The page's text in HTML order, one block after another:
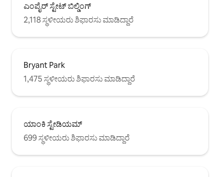
ಎಂಪೈರ್ ಸ್ಟೇಟ್ ಬಿಲ್ಡಿಂಗ್
2,118 ಸ್ಥಳೀಯರು ಶಿಫಾರಸು ಮಾಡಿದ್ದಾರೆ
Bryant Park
1,475 ಸ್ಥಳೀಯರು ಶಿಫಾರಸು ಮಾಡಿದ್ದಾರೆ
ಯಾಂಕಿ ಸ್ಟೇಡಿಯಮ್
699 ಸ್ಥಳೀಯರು ಶಿಫಾರಸು ಮಾಡಿದ್ದಾರೆ